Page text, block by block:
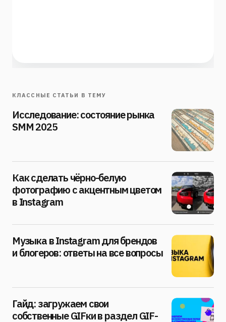
КЛАССНЫЕ СТАТЬИ В ТЕМУ
Исследование: состояние рынка
SMM 2025
Как сделать чёрно-белую
фотографию с акцентным цветом
в Instagram
Музыка в Instagram для брендов
и блогеров: ответы на все вопросы
Гайд: загружаем свои
собственные GIFки в раздел GIF-